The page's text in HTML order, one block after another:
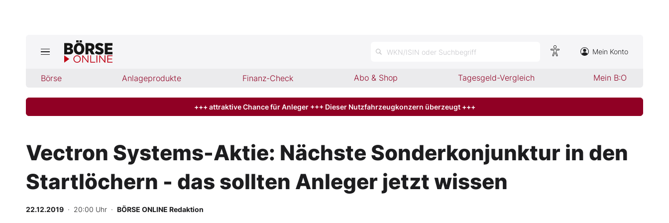
WKN/ISIN oder Suchbegriff Mein Konto
Börse Anlageprodukte Finanz-Check Abo & Shop Tagesgeld-Vergleich Mein B:O
Börse
Abo & Shop
BO-Musterdepots
Experten
+++ attraktive Chance für Anleger +++ Dieser Nutzfahrzeugkonzern überzeugt +++
Vectron Systems-Aktie: Nächste Sonderkonjunktur in den
Startlöchern - das sollten Anleger jetzt wissen
22.12.2019 · 20:00 Uhr · BÖRSE ONLINE Redaktion